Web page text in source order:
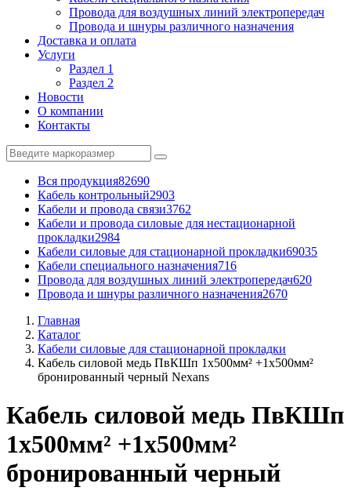
Провода для воздушных линий электропередач
Провода и шнуры различного назначения
Доставка и оплата
Услуги
Раздел 1
Раздел 2
Новости
О компании
Контакты
Вся продукция82690
Кабель контрольный2903
Кабели и провода связи3762
Кабели и провода силовые для нестационарной
прокладки2984
Кабели силовые для стационарной прокладки69035
Кабели специального назначения716
Провода для воздушных линий электропередач620
Провода и шнуры различного назначения2670
Главная
Каталог
Кабели силовые для стационарной прокладки
Кабель силовой медь ПвКШп 1x500мм² +1x500мм²
бронированный черный Nexans
Кабель силовой медь ПвКШп
1x500мм² +1x500мм²
бронированный черный